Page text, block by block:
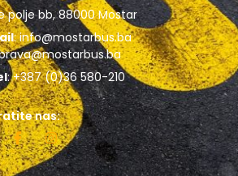
polje bb, 88000 Mostar
:info@mostarbus.ba
: +387 (0)36 580-210
nas: